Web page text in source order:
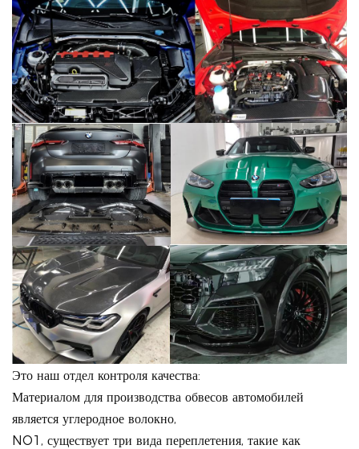
Это наш отдел контроля качества:
Материалом для производства обвесов автомобилей
является углеродное волокно,
NO1, существует три вида переплетения, такие как